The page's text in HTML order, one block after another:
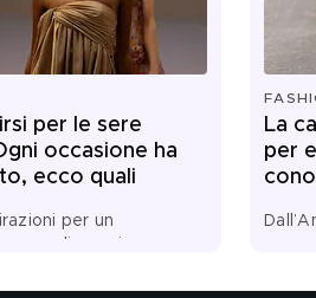
per le sere
occasione ha
ecco quali
per un
La
per
secoli